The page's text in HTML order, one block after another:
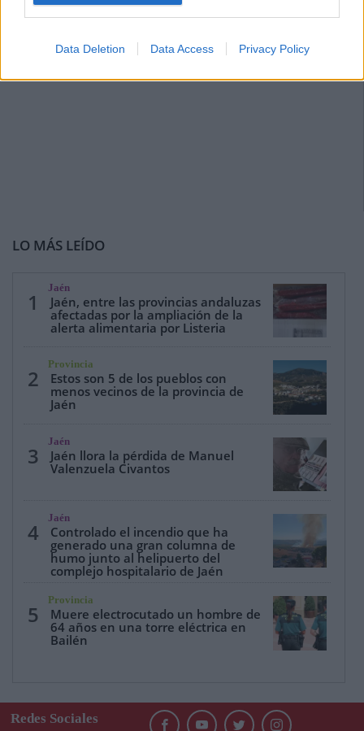
Data Deletion Data Access Privacy Policy
LO MÁS LEÍDO
1
Jaén
Jaén, entre las provincias andaluzas
afectadas por la ampliación de la
alerta alimentaria por Listeria
2
Provincia
Estos son 5 de los pueblos con
menos vecinos de la provincia de
Jaén
3
Jaén
Jaén llora la pérdida de Manuel
Valenzuela Civantos
4
Jaén
Controlado el incendio que ha
generado una gran columna de
humo junto al helipuerto del
complejo hospitalario de Jaén
5
Provincia
Muere electrocutado un hombre de
64 años en una torre eléctrica en
Bailén
Redes Sociales